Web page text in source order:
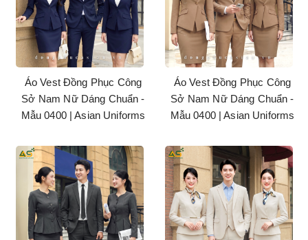
Áo Vest Đồng Phục Công
Sở Nam Nữ Dáng Chuẩn -
Mẫu 0400 | Asian Uniforms
Áo Vest Đồng Phục Công
Sở Nam Nữ Dáng Chuẩn -
Mẫu 0400 | Asian Uniforms